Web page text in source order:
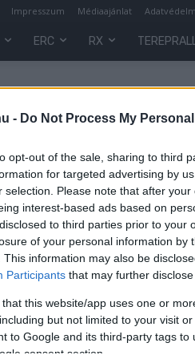
- Do Not Process My
opt-out of the sale, sharing to third
for targeted advertising by
selection. Please note that after
interest-based ads based on
to third parties prior to your
of your personal information by
This information may also be
Participants that may further
that this website/app uses one or
but not limited to your visit
to Google and its third-party tags
consent section.
Impresszum Médiaajánlat
ERC RX
0
Hírek
Nagy siker
Nagydíj
Sebők Máté - 2023. január 21.